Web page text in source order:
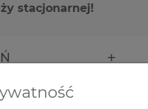
stacjonarnej!